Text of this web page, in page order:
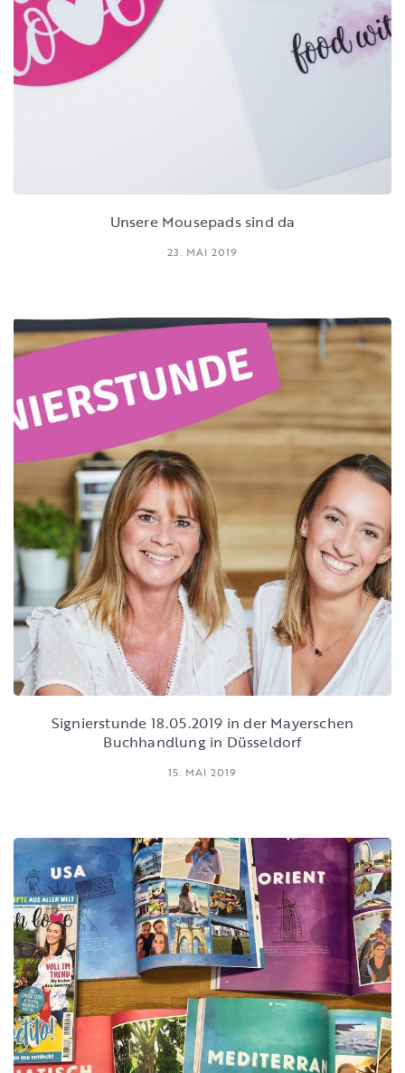
Unsere Mousepads sind da
23. MAI 2019
Signierstunde 18.05.2019 in der Mayerschen
Buchhandlung in Düsseldorf
15. MAI 2019